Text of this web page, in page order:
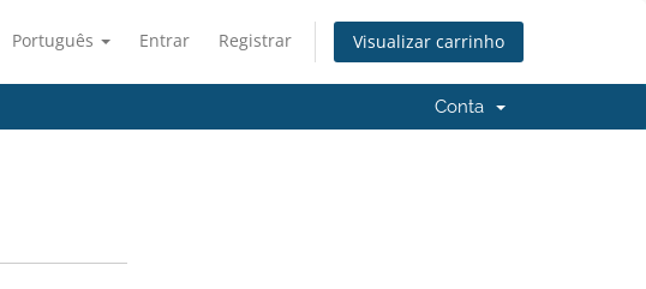
Português Entrar Registrar Visualizar carrinho
Conta